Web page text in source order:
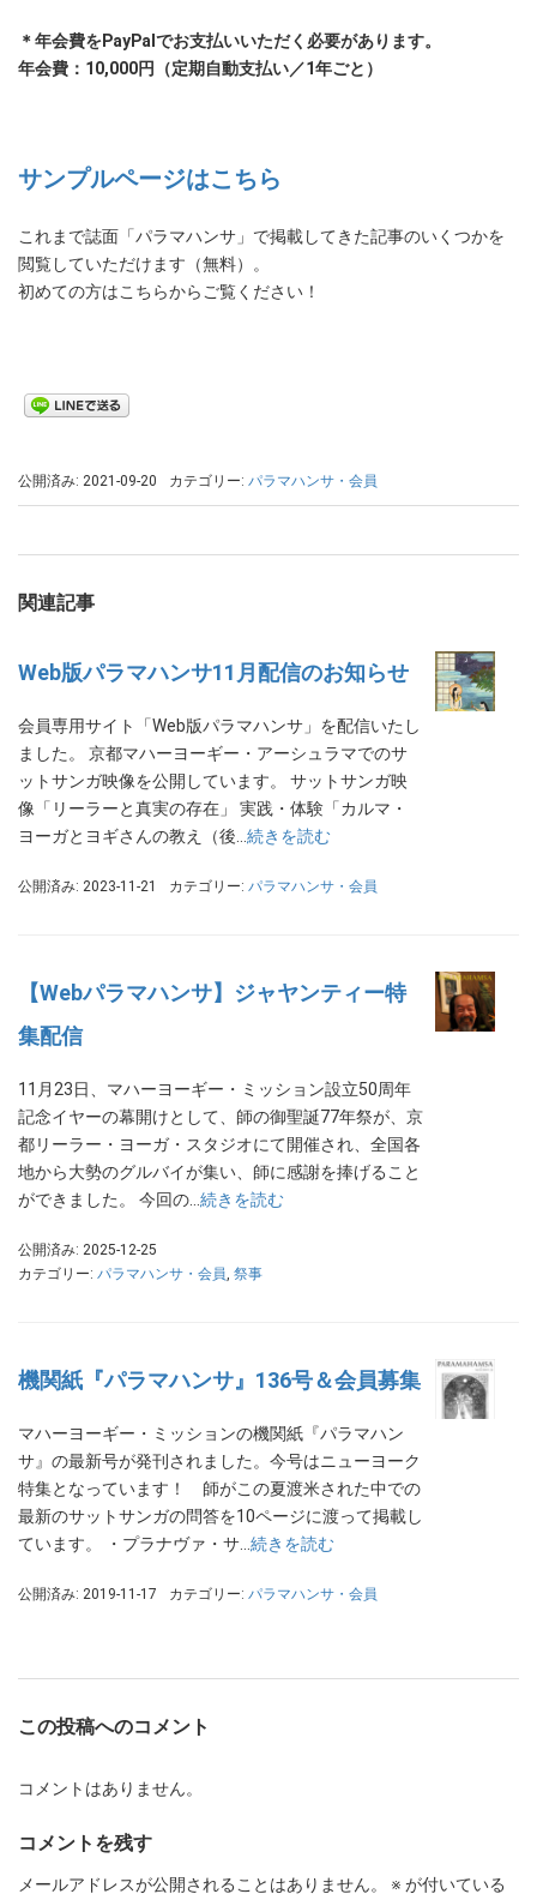
＊年会費をPayPalでお支払いいただく必要があります。
年会費：10,000円（定期自動支払い／1年ごと）
サンプルページはこちら
これまで誌面「パラマハンサ」で掲載してきた記事のいくつかを
閲覧していただけます（無料）。
初めての方はこちらからご覧ください！
公開済み: 2021-09-20 カテゴリー: パラマハンサ・会員
関連記事
Web版パラマハンサ11月配信のお知らせ
会員専用サイト「Web版パラマハンサ」を配信いたし
ました。 京都マハーヨーギー・アーシュラマでのサ
ットサンガ映像を公開しています。 サットサンガ映
像「リーラーと真実の存在」 実践・体験「カルマ・
ヨーガとヨギさんの教え（後… 続きを読む
公開済み: 2023-11-21 カテゴリー: パラマハンサ・会員
【Webパラマハンサ】ジャヤンティー特
集配信
11月23日、マハーヨーギー・ミッション設立50周年
記念イヤーの幕開けとして、師の御聖誕77年祭が、京
都リーラー・ヨーガ・スタジオにて開催され、全国各
地から大勢のグルバイが集い、師に感謝を捧げること
ができました。 今回の… 続きを読む
公開済み: 2025-12-25
カテゴリー: パラマハンサ・会員, 祭事
機関紙『パラマハンサ』136号＆会員募集
マハーヨーギー・ミッションの機関紙『パラマハン
サ』の最新号が発刊されました。今号はニューヨーク
特集となっています！ 師がこの夏渡米された中での
最新のサットサンガの問答を10ページに渡って掲載し
ています。 ・プラナヴァ・サ… 続きを読む
公開済み: 2019-11-17 カテゴリー: パラマハンサ・会員
この投稿へのコメント
コメントはありません。
コメントを残す
メールアドレスが公開されることはありません。 ※ が付いている